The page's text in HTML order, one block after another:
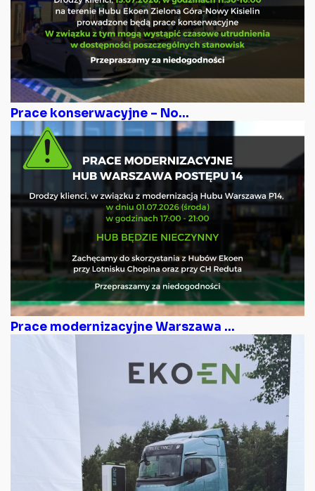
Prace konserwacyjne – No...
Prace modernizacyjne Warszawa ...